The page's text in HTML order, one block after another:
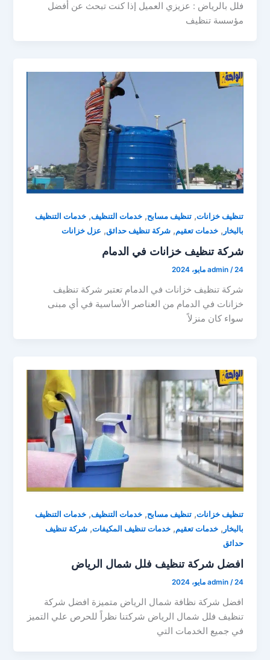
فلل بالرياض : عزيزي العميل إذا كنت تبحث عن أفضل
مؤسسة تنظيف
تنظيف خزانات,تنظيف مسابح,خدمات التنظيف,خدمات التنظيف
بالبخار ,خدمات تعقيم,شركة تنظيف حدائق, عزل خزانات
شركة تنظيف خزانات في الدمام
admin /24 مايو، 2024
شركة تنظيف خزانات في الدمام تعتبر شركة تنظيف
خزانات في الدمام من العناصر الأساسية في أي مبنى
سواء كان منزلاً
تنظيف خزانات,تنظيف مسابح,خدمات التنظيف,خدمات التنظيف
بالبخار ,خدمات تعقيم,خدمات تنظيف المكيفات,شركة تنظيف
حدائق
افضل شركة تنظيف فلل شمال الرياض
admin /24 مايو، 2024
افضل شركة نظافة شمال الرياض متميزة افضل شركة
تنظيف فلل شمال الرياض شركتنا نظراً للحرص علي التميز
في جميع الخدمات التي